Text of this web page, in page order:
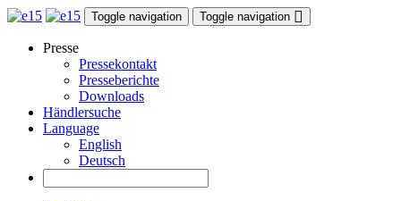
Toggle navigation Toggle navigation
Presse
Pressekontakt
Presseberichte
Downloads
Händlersuche
Language
English
Deutsch